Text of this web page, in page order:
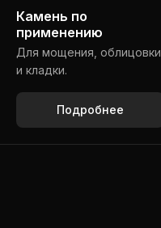
Камень по
применению
Для мощения, облицовки
и кладки.
Подробнее